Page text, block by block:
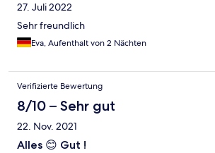
27. Juli 2022
Sehr freundlich
Eva, Aufenthalt von 2 Nächten
Verifizierte Bewertung
8/10 – Sehr gut
22. Nov. 2021
Alles 😊 Gut !